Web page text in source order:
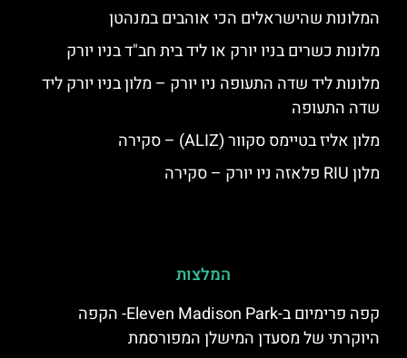
המלונות שהישראלים הכי אוהבים במנהטן
מלונות כשרים בניו יורק או ליד בית חב"ד בניו יורק
מלונות ליד שדה התעופה ניו יורק – מלון בניו יורק ליד
שדה התעופה
מלון אליז בטיימס סקוור (ALIZ) – סקירה
מלון RIU פלאזה ניו יורק – סקירה
המלצות
קפה פרימיום ב-Eleven Madison Park- הקפה
היוקרתי של מסעדן המישלן המפורסמת